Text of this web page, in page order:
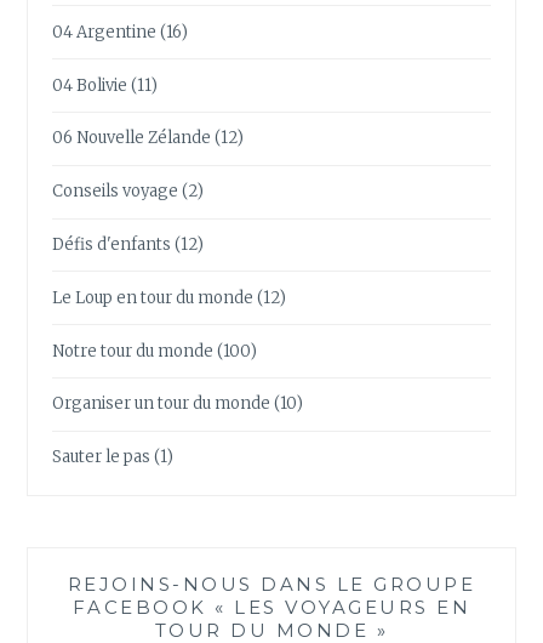
04 Argentine (16)
04 Bolivie (11)
06 Nouvelle Zélande (12)
Conseils voyage (2)
Défis d'enfants (12)
Le Loup en tour du monde (12)
Notre tour du monde (100)
Organiser un tour du monde (10)
Sauter le pas (1)
REJOINS-NOUS DANS LE GROUPE
FACEBOOK « LES VOYAGEURS EN
TOUR DU MONDE »